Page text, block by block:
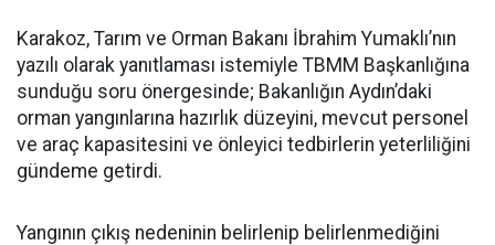
Karakoz, Tarım ve Orman Bakanı İbrahim Yumaklı’nın
yazılı olarak yanıtlaması istemiyle TBMM Başkanlığına
sunduğu soru önergesinde; Bakanlığın Aydın’daki
orman yangınlarına hazırlık düzeyini, mevcut personel
ve araç kapasitesini ve önleyici tedbirlerin yeterliliğini
gündeme getirdi.
Yangının çıkış nedeninin belirlenip belirlenmediğini